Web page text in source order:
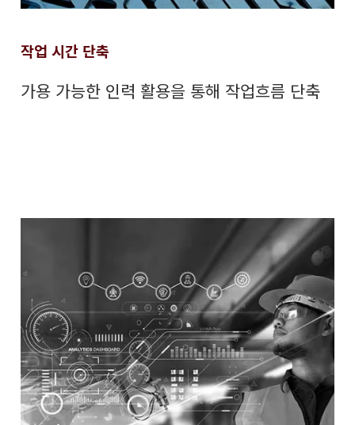
작업 시간 단축
가용 가능한 인력 활용을 통해 작업흐름 단축